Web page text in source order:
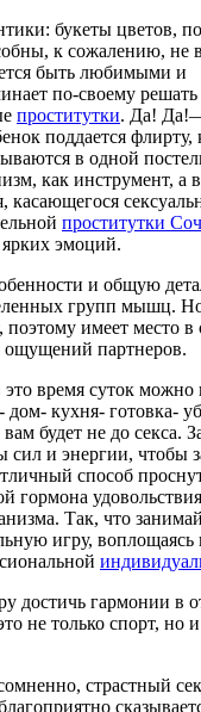
букеты цветов,
к сожалению, не
быть любимыми и
по-своему решать
проститутки. Да!
поддается флирту,
в одной
как инструмент, а
касающегося
проститутки
ярких эмоций.
и общую
групп мышц.
имеет место в
ощущений партнеров.
это время суток
кухня- готовка-
будет не до секса.
и энергии, чтобы
способ
гормона
Так, что
игру,
достичь гармонии в
не только спорт, но
страстный